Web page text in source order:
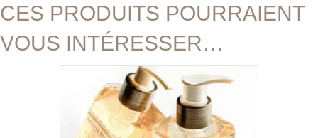
CES PRODUITS POURRAIENT
VOUS INTÉRESSER…